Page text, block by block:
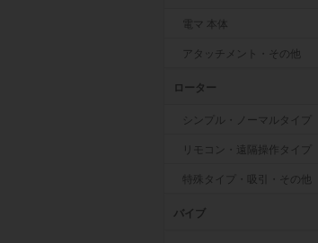
電マ 本体
アタッチメント・その他
ローター
シンプル・ノーマルタイプ
リモコン・遠隔操作タイプ
特殊タイプ・吸引・その他
バイブ